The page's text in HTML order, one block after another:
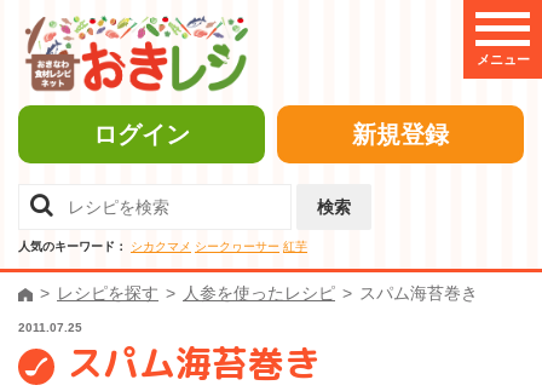
メニュー
ログイン 新規登録
検索
人気のキーワード： シカクマメ シークヮーサー 紅芋
レシピを探す 人参を使ったレシピ スパム海苔巻き
2011.07.25
スパム海苔巻き